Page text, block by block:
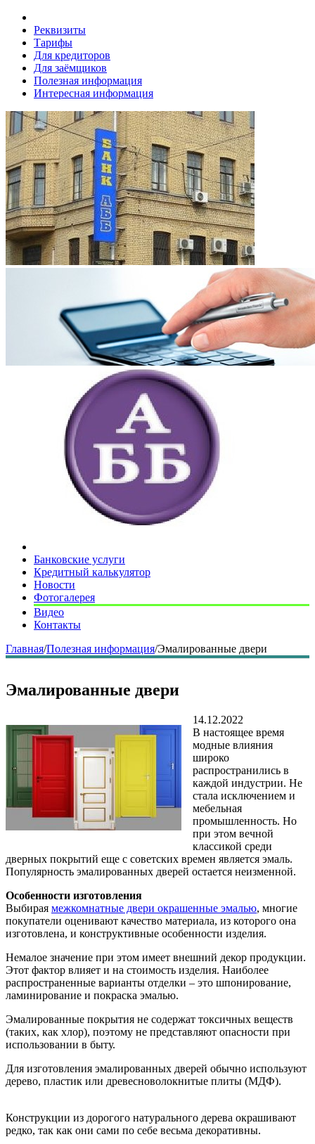
Реквизиты
Тарифы
Для кредиторов
Для заёмщиков
Полезная информация
Интересная информация
Банковские услуги
Кредитный калькулятор
Новости
Фотогалерея
Видео
Контакты
Главная/Полезная информация/Эмалированные двери
Эмалированные двери
14.12.2022
В настоящее время
модные влияния
широко
распространились в
каждой индустрии. Не
стала исключением и
мебельная
промышленность. Но
при этом вечной
классикой среди
дверных покрытий еще с советских времен является эмаль.
Популярность эмалированных дверей остается неизменной.
Особенности изготовления
Выбирая межкомнатные двери окрашенные эмалью, многие
покупатели оценивают качество материала, из которого она
изготовлена, и конструктивные особенности изделия.
Немалое значение при этом имеет внешний декор продукции.
Этот фактор влияет и на стоимость изделия. Наиболее
распространенные варианты отделки – это шпонирование,
ламинирование и покраска эмалью.
Эмалированные покрытия не содержат токсичных веществ
(таких, как хлор), поэтому не представляют опасности при
использовании в быту.
Для изготовления эмалированных дверей обычно используют
дерево, пластик или древесноволокнитые плиты (МДФ).
Конструкции из дорогого натурального дерева окрашивают
редко, так как они сами по себе весьма декоративны.